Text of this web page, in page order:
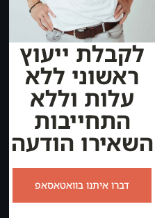
לקבלת ייעוץ
ראשוני ללא
עלות וללא
התחייבות
השאירו הודעה
דברו איתנו בוואטאסאפ